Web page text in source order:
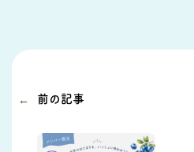
前の記事